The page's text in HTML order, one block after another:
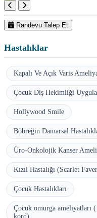
Randevu Talep Et
Hastalıklar
Kapalı Ve Açık Varis
Çocuk Diş Hekimliği
Hollywood Smile
Böbreğin Damarsal
Üro-Onkolojik Kanser
Kızıl Hastalığı (Scarlet
Çocuk Hastalıkları
Çocuk omurga ameliyatları
kord)